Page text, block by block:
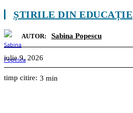
ȘTIRILE DIN EDUCAȚIE
AUTOR: Sabina Popescu
iulie 9, 2026
timp citire: 3 min